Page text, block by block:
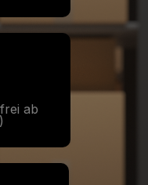
ab